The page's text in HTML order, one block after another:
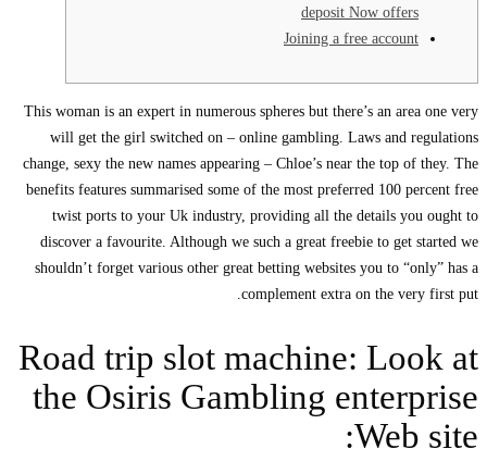
deposit Now offers
Joining a free account
This woman is an expert in numerous spheres but there’s an area one very
will get the girl switched on – online gambling. Laws and regulations
change, sexy the new names appearing – Chloe’s near the top of they. The
benefits features summarised some of the most preferred 100 percent free
twist ports to your Uk industry, providing all the details you ought to
discover a favourite. Although we such a great freebie to get started we
shouldn’t forget various other great betting websites you to “only” has a
complement extra on the very first put.
Road trip slot machine: Look at
the Osiris Gambling enterprise
Web site: